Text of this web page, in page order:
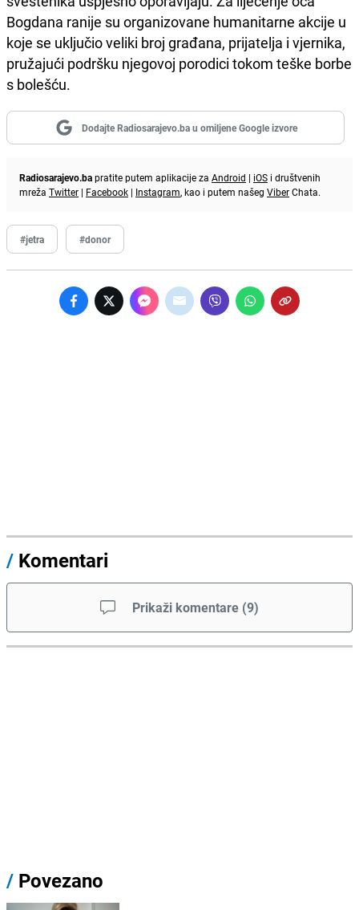
Bogdana ranije su organizovane humanitarne akcije u
koje se uključio veliki broj građana, prijatelja i vjernika,
pružajući podršku njegovoj porodici tokom teške borbe
s bolešću.
Dodajte Radiosarajevo.ba u omiljene Google izvore
Radiosarajevo.bapratite putem aplikacije za Android | iOS i društvenih
mreža Twitter | Facebook | Instagram, kao i putem našeg ViberChata.
#jetra #donor
/ Komentari
Prikaži komentare (9)
/ Povezano